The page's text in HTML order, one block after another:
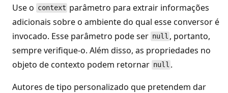
Use o context parâmetro para extrair informações
adicionais sobre o ambiente do qual esse conversor é
invocado. Esse parâmetro pode ser null , portanto,
sempre verifique-o. Além disso, as propriedades no
objeto de contexto podem retornar null .
Autores de tipo personalizado que pretendem dar